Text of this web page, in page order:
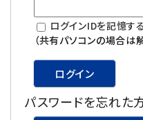
スイーツ
お菓子
ログインIDを記憶する
（共有パソコンの場合は
ログイン
パスワードを忘れた